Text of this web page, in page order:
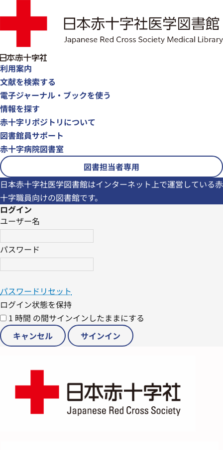
利用案内
文献を検索する
電子ジャーナル・ブックを使う
情報を探す
赤十字リポジトリについて
図書館員サポート
赤十字病院図書室
図書担当者専用
日本赤十字社医学図書館はインターネット上で運営している赤
十字職員向けの図書館です。
ログイン
ユーザー名
パスワード
パスワードリセット
ログイン状態を保持
1 時間 の間サインインしたままにする
キャンセル
サインイン